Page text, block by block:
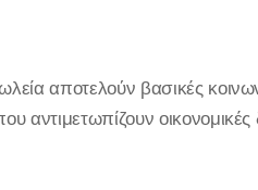
αποτελούν βασικές
αντιμετωπίζουν